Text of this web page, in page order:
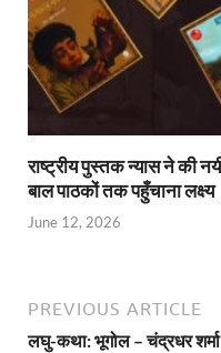
राष्ट्रीय पुस्तक न्यास ने की
बाल पाठकों तक पहुँचाना लक्ष्य
June 12, 2026
PREVIOUS ARTICLE
लघु-कथा: भूगोल – चंद्रधर शर्मा